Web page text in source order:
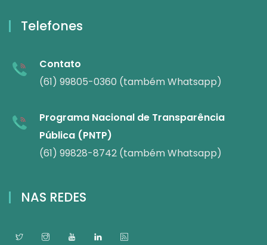
Telefones
Contato
(61) 99805-0360 (também Whatsapp)
Programa Nacional de Transparência
Pública (PNTP)
(61) 99828-8742 (também Whatsapp)
NAS REDES